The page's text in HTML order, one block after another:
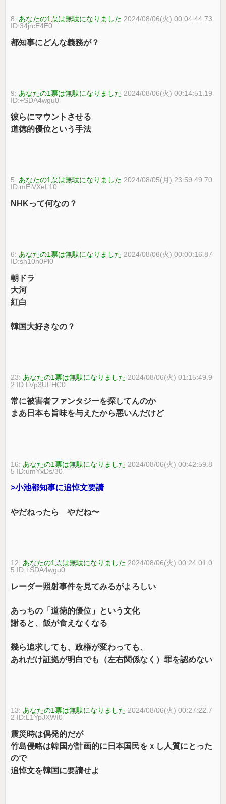
8: あなたの1票は無駄になりました 2024/08/06(火) 00:04:44.73
ID:34jrcE4E0
都知事にどんな義務が？
9: あなたの1票は無駄になりました 2024/08/06(火) 00:14:51.19
ID:+SDA4wgu0
彼らにマウントさせる
道徳的優位という手法
5: あなたの1票は無駄になりました 2024/08/05(月) 23:59:49.70
ID:mEiVXeL10
NHKって何なの？
6: あなたの1票は無駄になりました 2024/08/06(火) 00:00:16.87
ID:sh10n0Pl0
朝ドラ
大河
紅白
韓国大好きなの？
23: あなたの1票は無駄になりました 2024/08/06(火) 01:15:49.9
2 ID:LVp3UFHC0
常に被害者ファンタジーを探してんのか
まあ日本も旨味を与えたから悪いんだけど
16: あなたの1票は無駄になりました 2024/08/06(火) 00:42:59.8
5 ID:umYxDs/30
>小池都知事に追悼文要請
やだねったら やだね〜
12: あなたの1票は無駄になりました 2024/08/06(火) 00:24:01.0
5 ID:+SDA4wgu0
レーダー照射事件を見てみるがよろしい
あっちの「道徳的優位」という文化
謝ると、飯が食えなくなる
幾ら追求しても、政権が変わっても、
あれだけ証拠が明白でも（左右関係なく）罪を認めない
13: あなたの1票は無駄になりました 2024/08/06(火) 00:27:22.7
2 ID:L1YpJXWI0
震災時は偶発的だが
竹島侵略は韓国が計画的に日本国民をｘし人質にとった
ので
追悼文を韓国に要請せよ